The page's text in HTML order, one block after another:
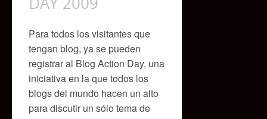
Para todos los visitantes que
tengan blog, ya se pueden
registrar al Blog Action Day, una
iniciativa en la que todos los
blogs del mundo hacen un alto
para discutir un sólo tema de